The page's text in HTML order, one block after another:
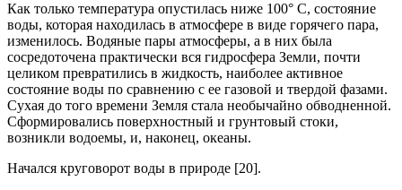
Как только температура опустилась ниже 100° С, состояние
воды, которая находилась в атмосфере в виде горячего пара,
изменилось. Водяные пары атмосферы, а в них была
сосредоточена практически вся гидросфера Земли, почти
целиком превратились в жидкость, наиболее активное
состояние воды по сравнению с ее газовой и твердой фазами.
Сухая до того времени Земля стала необычайно обводненной.
Сформировались поверхностный и грунтовый стоки,
возникли водоемы, и, наконец, океаны.
Начался круговорот воды в природе [20].